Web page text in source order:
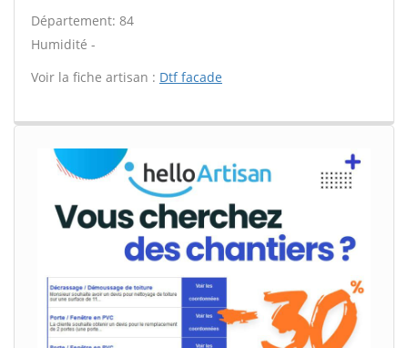
Département: 84
Humidité -
Voir la fiche artisan : Dtf facade